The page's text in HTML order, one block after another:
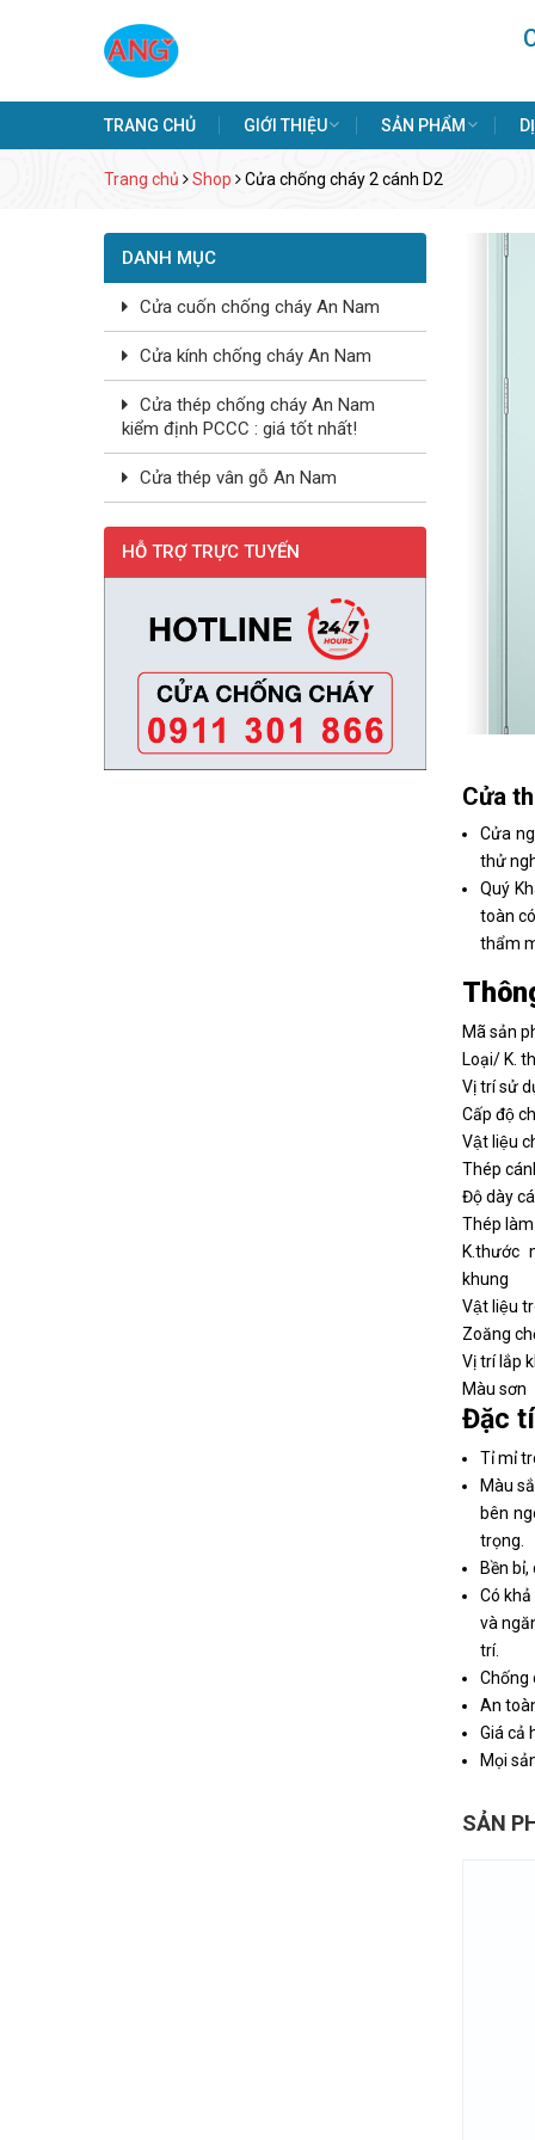
TRANG CHỦ GIỚI THIỆU SẢN PHẨM
Trang chủ Shop Cửa chống cháy 2 cánh D2
DANH MỤC
Cửa cuốn chống cháy An Nam
Cửa kính chống cháy An Nam
Cửa thép chống cháy An Nam
kiểm định PCCC : giá tốt nhất!
Cửa thép vân gỗ An Nam
HỖ TRỢ TRỰC TUYẾN
Cửa
Cửa
thử
Quý
toàn
thẩm
Mã sản
Loại/ K.
Vị trí sử
Cấp độ
Vật liệu
Thép
Độ dày
Thép
K.thước
khung
Vật liệu
Zoăng
Vị trí lắp
Màu sơn
Đặc
Tỉ mỉ
Màu
bên
trọng.
Bền
Có
và
trí.
Chống
An
Giá cả
Mọi
SẢN